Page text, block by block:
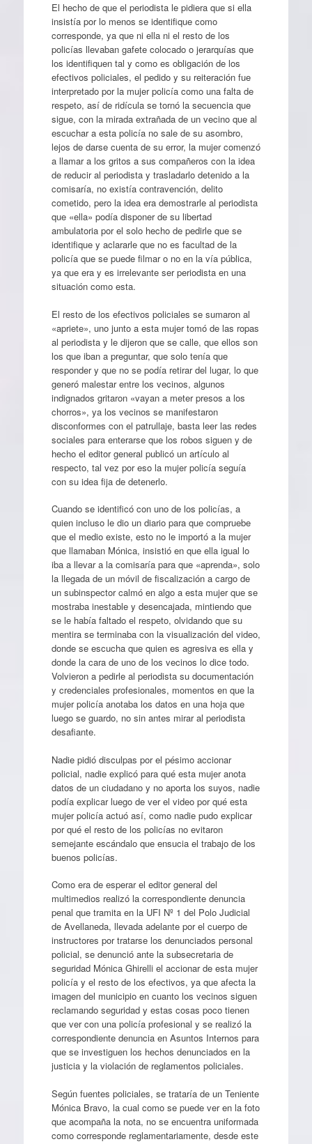
El hecho de que el periodista le pidiera que si ella
insistía por lo menos se identifique como
corresponde, ya que ni ella ni el resto de los
policías llevaban gafete colocado o jerarquías que
los identifiquen tal y como es obligación de los
efectivos policiales, el pedido y su reiteración fue
interpretado por la mujer policía como una falta de
respeto, así de ridícula se tornó la secuencia que
sigue, con la mirada extrañada de un vecino que al
escuchar a esta policía no sale de su asombro,
lejos de darse cuenta de su error, la mujer comenzó
a llamar a los gritos a sus compañeros con la idea
de reducir al periodista y trasladarlo detenido a la
comisaría, no existía contravención, delito
cometido, pero la idea era demostrarle al periodista
que «ella» podía disponer de su libertad
ambulatoria por el solo hecho de pedirle que se
identifique y aclararle que no es facultad de la
policía que se puede filmar o no en la vía pública,
ya que era y es irrelevante ser periodista en una
situación como esta.
El resto de los efectivos policiales se sumaron al
«apriete», uno junto a esta mujer tomó de las ropas
al periodista y le dijeron que se calle, que ellos son
los que iban a preguntar, que solo tenía que
responder y que no se podía retirar del lugar, lo que
generó malestar entre los vecinos, algunos
indignados gritaron «vayan a meter presos a los
chorros», ya los vecinos se manifestaron
disconformes con el patrullaje, basta leer las redes
sociales para enterarse que los robos siguen y de
hecho el editor general publicó un artículo al
respecto, tal vez por eso la mujer policía seguía
con su idea fija de detenerlo.
Cuando se identificó con uno de los policías, a
quien incluso le dio un diario para que compruebe
que el medio existe, esto no le importó a la mujer
que llamaban Mónica, insistió en que ella igual lo
iba a llevar a la comisaría para que «aprenda», solo
la llegada de un móvil de fiscalización a cargo de
un subinspector calmó en algo a esta mujer que se
mostraba inestable y desencajada, mintiendo que
se le había faltado el respeto, olvidando que su
mentira se terminaba con la visualización del video,
donde se escucha que quien es agresiva es ella y
donde la cara de uno de los vecinos lo dice todo.
Volvieron a pedirle al periodista su documentación
y credenciales profesionales, momentos en que la
mujer policía anotaba los datos en una hoja que
luego se guardo, no sin antes mirar al periodista
desafiante.
Nadie pidió disculpas por el pésimo accionar
policial, nadie explicó para qué esta mujer anota
datos de un ciudadano y no aporta los suyos, nadie
podía explicar luego de ver el video por qué esta
mujer policía actuó así, como nadie pudo explicar
por qué el resto de los policías no evitaron
semejante escándalo que ensucia el trabajo de los
buenos policías.
Como era de esperar el editor general del
multimedios realizó la correspondiente denuncia
penal que tramita en la UFI Nº 1 del Polo Judicial
de Avellaneda, llevada adelante por el cuerpo de
instructores por tratarse los denunciados personal
policial, se denunció ante la subsecretaria de
seguridad Mónica Ghirelli el accionar de esta mujer
policía y el resto de los efectivos, ya que afecta la
imagen del municipio en cuanto los vecinos siguen
reclamando seguridad y estas cosas poco tienen
que ver con una policía profesional y se realizó la
correspondiente denuncia en Asuntos Internos para
que se investiguen los hechos denunciados en la
justicia y la violación de reglamentos policiales.
Según fuentes policiales, se trataría de un Teniente
Mónica Bravo, la cual como se puede ver en la foto
que acompaña la nota, no se encuentra uniformada
como corresponde reglamentariamente, desde este